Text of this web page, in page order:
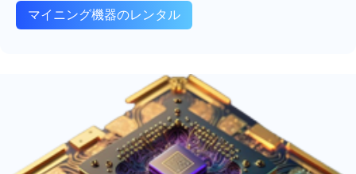
マイニング機器のレンタル